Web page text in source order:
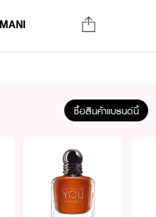
ซื้อสินค้าแบรนด์นี้